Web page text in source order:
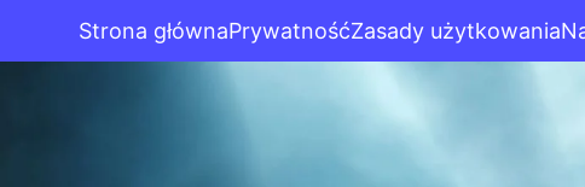
Strona głównaPrywatnośćZasady użytkowania